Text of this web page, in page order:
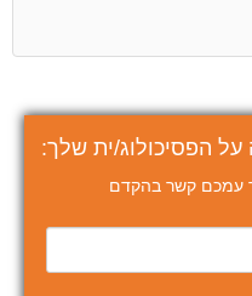
הפסיכולוג/ית שלך:
עמכם קשר בהקדם